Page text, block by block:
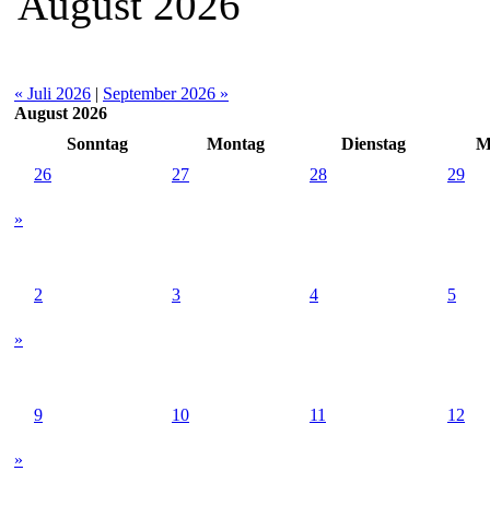
« Juli 2026 | September 2026 »
August 2026
Sonntag
Montag Dienstag
»
26 27 28 29
»
2 3 4 5
»
9 10 11 12